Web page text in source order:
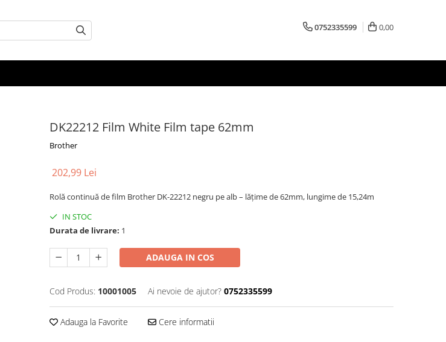
0752335599 0,00
DK22212 Film White Film tape 62mm
Brother
202,99 Lei
Rolă continuă de film Brother DK-22212 negru pe alb – lățime de 62mm, lungime de 15,24m
IN STOC
Durata de livrare: 1
ADAUGA IN COS
Cod Produs: 10001005 Ai nevoie de ajutor? 0752335599
Adauga la Favorite Cere informatii